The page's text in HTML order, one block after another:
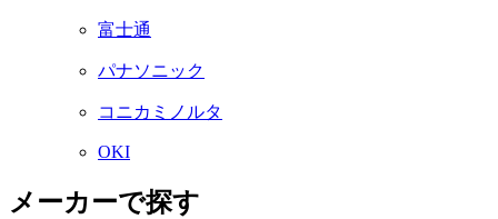
富士通
パナソニック
コニカミノルタ
OKI
メーカーで探す